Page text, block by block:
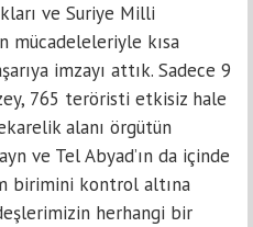
ve Suriye Milli
mücadeleleriyle kısa
imzayı attık. Sadece 9
765 teröristi etkisiz hale
alanı örgütün
ve Tel Abyad’ın da içinde
birimini kontrol altına
herhangi bir